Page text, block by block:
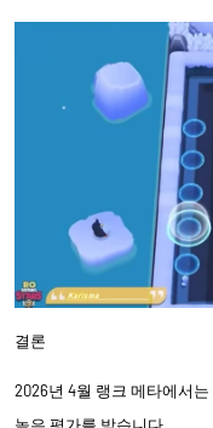
결론
2026년 4월 랭크 메타에서는
높은 평가를 받습니다.